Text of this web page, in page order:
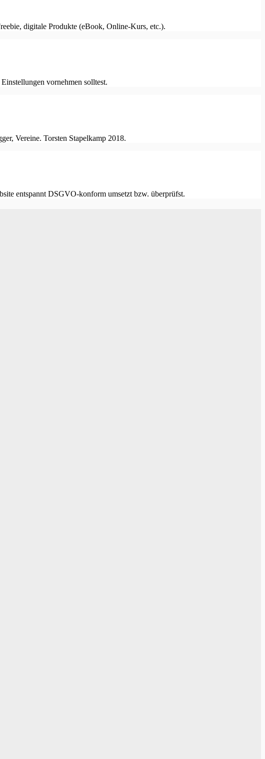
digitale Produkte (eBook, Online-Kurs, etc.).
vornehmen solltest.
Vereine. Torsten Stapelkamp 2018.
entspannt DSGVO-konform umsetzt bzw. überprüfst.